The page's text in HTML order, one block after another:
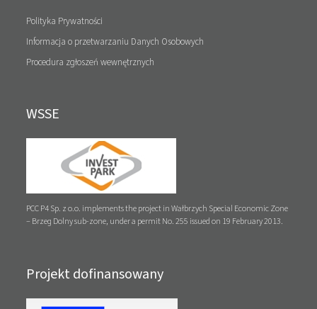
Polityka Prywatności
Informacja o przetwarzaniu Danych Osobowych
Procedura zgłoszeń wewnętrznych
WSSE
PCC P4 Sp. z o.o. implements the project in Wałbrzych Special Economic Zone
– Brzeg Dolny sub-zone, under a permit No. 255 issued on 19 February 2013.
Projekt dofinansowany